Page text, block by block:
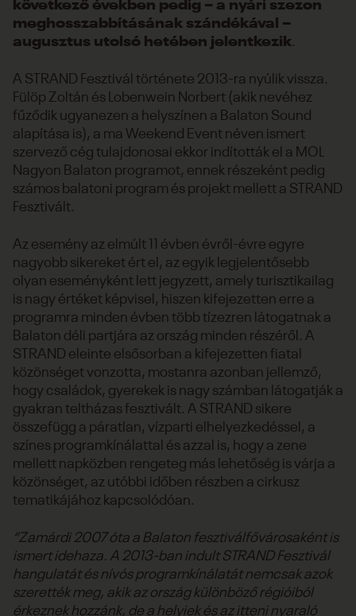
következő években pedig – a nyári szezon
meghosszabbításának szándékával –
augusztus utolsó hetében jelentkezik.
A STRAND Fesztivál története 2013-ra nyúlik vissza.
Fülöp Zoltán és Lobenwein Norbert (akik nevéhez
fűződik ugyanezen a helyszínen a Balaton Sound
alapítása is), a ma Weekend Event néven ismert
szervező cég tulajdonosai ekkor indították el a MOL
Nagyon Balaton programot, ennek részeként pedig
számos balatoni program és projekt mellett a STRAND
Fesztivált.
Az esemény az elmúlt 11 évben évről-évre egyre
nagyobb sikereket ért el, az egyik legjelentősebb
olyan eseményként lett jegyzett, amely turisztikailag
is nagy értéket képvisel, hiszen kifejezetten erre a
programra minden évben több tízezren látogatnak a
Balaton déli partjára az ország minden részéről. A
STRAND eleinte elsősorban a kifejezetten fiatal
közönséget vonzotta, mostanra azonban jellemző,
hogy családok, gyerekek is nagy számban látogatják a
gyakran teltházas fesztivált. A STRAND sikere
összefügg a páratlan, vízparti elhelyezkedéssel, a
színes programkínálattal és azzal is, hogy a zene
mellett napközben rengeteg más lehetőség is várja a
közönséget, az utóbbi időben részben a cirkusz
tematikájához kapcsolódóan.
“Zamárdi 2007 óta a Balaton fesztiválfővárosaként is
ismert idehaza. A 2013-ban indult STRAND Fesztivál
hangulatát és nívós programkínálatát nemcsak azok
szerették meg, akik az ország különböző régióiból
érkeznek hozzánk, de a helyiek és az itteni nyaraló